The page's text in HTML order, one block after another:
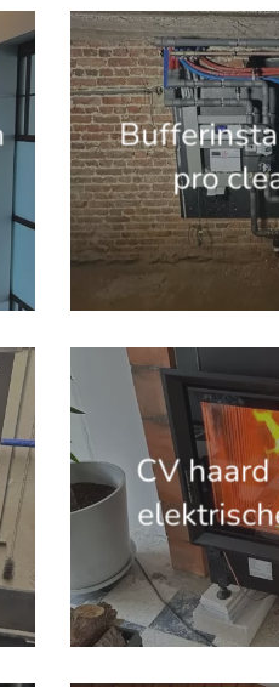
'.get_the_title().'
pro
'.get_the_title().'
CV